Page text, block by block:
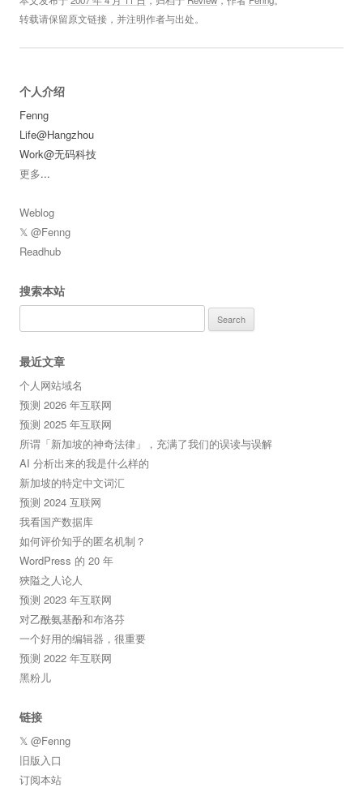
转载请保留原文链接，并注明作者与出处。
个人介绍
Fenng
Life@Hangzhou
Work@无码科技
更多...
Weblog
𝕏 @Fenng
Readhub
搜索本站
for:
最近文章
个人网站域名
预测 2026 年互联网
预测 2025 年互联网
所谓「新加坡的神奇法律」，充满了我们的误读与误解
AI 分析出来的我是什么样的
新加坡的特定中文词汇
预测 2024 互联网
我看国产数据库
如何评价知乎的匿名机制？
WordPress 的 20 年
狹隘之人论人
预测 2023 年互联网
对乙酰氨基酚和布洛芬
一个好用的编辑器，很重要
预测 2022 年互联网
黑粉儿
链接
𝕏 @Fenng
旧版入口
订阅本站